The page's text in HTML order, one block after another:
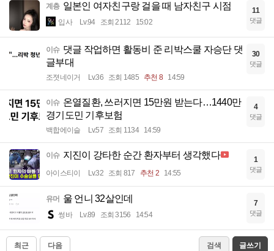
계층 일본인 여자친구랑 걸을 때 남자친구 시점
입사 Lv.94 조회 2112 15:02
11
댓글
이슈 댓글 작업하면 활동비 준 리박스쿨 자승단 댓
글부대
조졋네이거 Lv.36 조회 1485 추천 8 14:59
30
댓글
이슈 온열질환, 쓰러지면 15만원 받는다…1440만
경기도민 기후보험
백합에이슬 Lv.57 조회 1134 14:59
4
댓글
이슈 지진이 강타한 순간 환자부터 생각했다
아이스티이 Lv.32 조회 817 추천 2 14:55
1
댓글
유머 울 언니 32살인데
썽바 Lv.89 조회 3156 14:54
7
댓글
최근 다음 검색 글쓰기